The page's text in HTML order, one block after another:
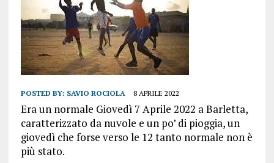
POSTED BY: SAVIO ROCIOLA 8 APRILE 2022
Era un normale Giovedì 7 Aprile 2022 a Barletta,
caratterizzato da nuvole e un po’ di pioggia, un
giovedì che forse verso le 12 tanto normale non è
più stato.